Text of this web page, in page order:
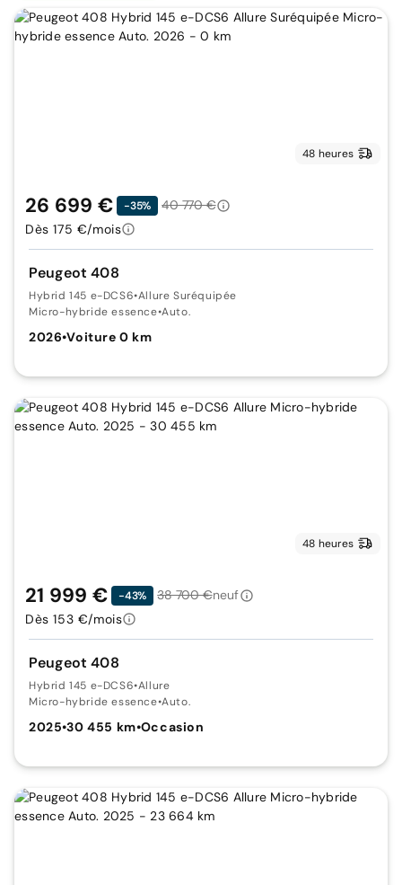
48 heures
Peugeot 408
Hybrid 145 e-DCS6•Allure Suréquipée
Micro-hybride essence•Auto.
2026•Voiture 0 km
26 699 € -35%
40 770 €
Dès 175 €/mois
48 heures
Peugeot 408
Hybrid 145 e-DCS6•Allure
Micro-hybride essence•Auto.
2025•30 455 km•Occasion
21 999 € -43% 38 700 €neuf
Dès 153 €/mois